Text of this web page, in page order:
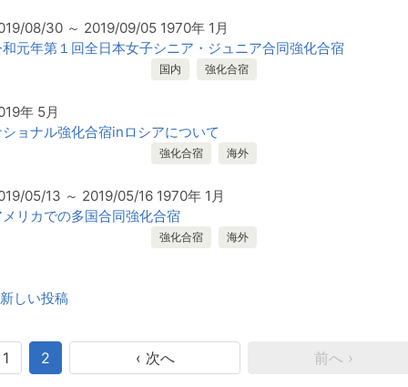
08/30 ～ 2019/09/05 1970年 1月
元年第１回全日本女子シニア・ジュニア合同強化合宿
国内 強化合宿
年 5月
ョナル強化合宿inロシアについて
強化合宿 海外
05/13 ～ 2019/05/16 1970年 1月
リカでの多国合同強化合宿
強化合宿 海外
投
ナ
ビ
ゲ
新しい投稿
‹ 次へ 前へ ›
1 2